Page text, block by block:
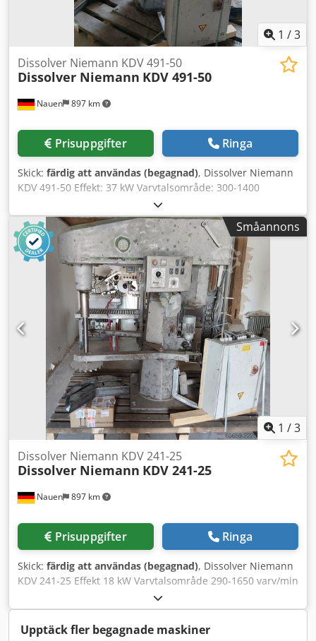
1 /3
Nauen 897 km
Dissolver Niemann KDV 491-50
Dissolver Niemann KDV 491-50
Prisuppgifter Ringa
Skick: färdig att användas (begagnad), Dissolver Niemann
KDV 491-50 Effekt: 37 kW Varvtalsområde: 300-1400
varv/min Niemann Speedcontrol Alla funktioner via
manöverlåda Nya spännbackar Elektrisk behållarspännare
Dsdpfozidpxox Aifokr Ställskåp
Småannons
1 /3
Nauen 897 km
Dissolver Niemann KDV 241-25
Dissolver Niemann KDV 241-25
Prisuppgifter Ringa
Skick: färdig att användas (begagnad), Dissolver Niemann
KDV 241-25 Effekt 18 kW Varvtalsområde 290-1650 varv/min
Dedpozidd Asfx Aifskr Niemann Speedcontrol Alla
funktioner via manöverpanel Nya spännbackar Elektriskt
kärlklämfäste Styrskåp
Upptäck fler begagnade maskiner